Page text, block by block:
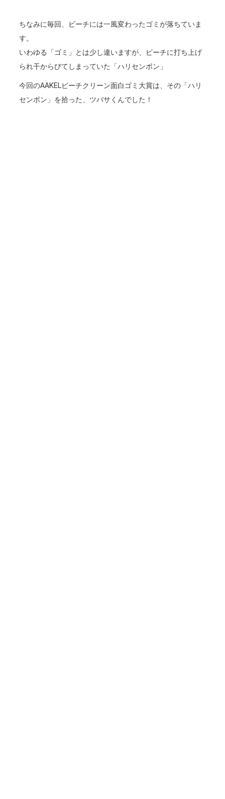
ちなみに毎回、ビーチには一風変わったゴミが落ちていま
す。
いわゆる「ゴミ」とは少し違いますが、ビーチに打ち上げ
られ干からびてしまっていた「ハリセンボン」
今回のAAKELビーチクリーン面白ゴミ大賞は、その「ハリ
センボン」を拾った、ツバサくんでした！